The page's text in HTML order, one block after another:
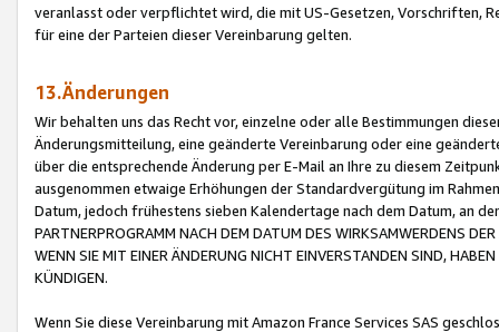
veranlasst oder verpflichtet wird, die mit US-Gesetzen, Vorschriften,
für eine der Parteien dieser Vereinbarung gelten.
13.Änderungen
Wir behalten uns das Recht vor, einzelne oder alle Bestimmungen
Änderungsmitteilung, eine geänderte Vereinbarung oder eine
über die entsprechende Änderung per E-Mail an Ihre zu diesem
ausgenommen etwaige Erhöhungen der Standardvergütung im
Datum, jedoch frühestens sieben Kalendertage nach dem Datum, an
PARTNERPROGRAMM NACH DEM DATUM DES WIRKSAMWERDENS
WENN SIE MIT EINER ÄNDERUNG NICHT EINVERSTANDEN SIND,
KÜNDIGEN.
Wenn Sie diese Vereinbarung mit Amazon France Services SAS